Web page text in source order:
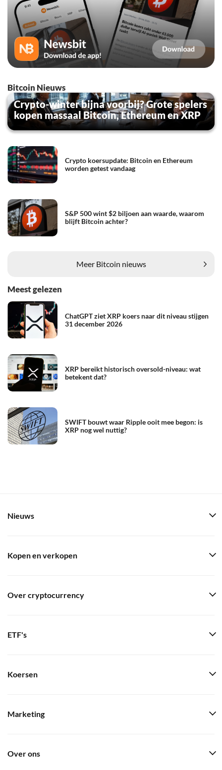
Bitcoin Nieuws
Crypto-winter bijna voorbij? Grote spelers
kopen massaal Bitcoin, Ethereum en XRP
Crypto koersupdate: Bitcoin en Ethereum
worden getest vandaag
S&P 500 wint $2 biljoen aan waarde, waarom
blijft Bitcoin achter?
Meer Bitcoin nieuws
Meest gelezen
ChatGPT ziet XRP koers naar dit niveau stijgen
31 december 2026
XRP bereikt historisch oversold-niveau: wat
betekent dat?
SWIFT bouwt waar Ripple ooit mee begon: is
XRP nog wel nuttig?
Nieuws
Kopen en verkopen
Over cryptocurrency
ETF's
Koersen
Marketing
Over ons